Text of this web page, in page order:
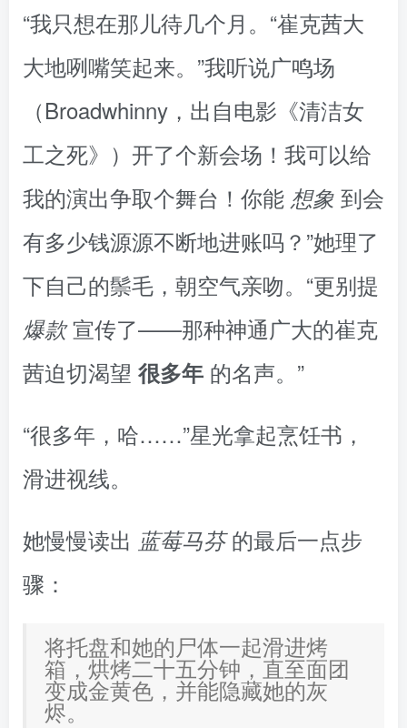
“我只想在那儿待几个月。“崔克茜大
大地咧嘴笑起来。”我听说广鸣场
（Broadwhinny，出自电影《清洁女
工之死》）开了个新会场！我可以给
我的演出争取个舞台！你能 想象 到会
有多少钱源源不断地进账吗？”她理了
下自己的鬃毛，朝空气亲吻。“更别提
爆款宣传了——那种神通广大的崔克
茜迫切渴望 很多年 的名声。”
“很多年，哈……”星光拿起烹饪书，
滑进视线。
她慢慢读出 蓝莓马芬的最后一点步
骤：
将托盘和她的尸体一起滑进烤
箱，烘烤二十五分钟，直至面团
变成金黄色，并能隐藏她的灰
烬。